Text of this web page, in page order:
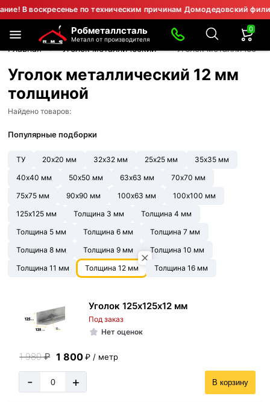
воскресенье по техническим причинам Домодедовский филиал не
Робметаллсталь
Металл от производителя
0
Главная Уголок металлический Уголок
Уголок металлический 12 мм
толщиной
Найдено товаров:
Популярные подборки
ТУ 20х20 мм 32х32 мм 25х25 мм
35х35 мм
40х40 мм
50х50 мм 63х63 мм
70х70 мм
75х75 мм
90х90 мм 100х63 мм
100х100 мм
125х125 мм
Толщина 3 мм
Толщина 4 мм
Толщина 5 мм
Толщина 6 мм
Толщина 7 мм
Толщина 8 мм
Толщина 9 мм
Толщина 10 мм
Толщина 11 мм
Толщина 12 мм Толщина 16 мм
Уголок 125х125х12 мм
Под заказ
Нет оценок
1 980₽ 1 800 ₽ / метр
- + В корзину